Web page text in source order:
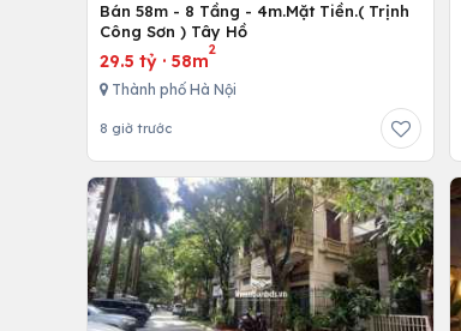
Bán 58m - 8 Tầng - 4m.Mặt Tiền.( Trịnh
Công Sơn ) Tây Hồ
29.5 tỷ · 58m
2
Thành phố Hà Nội
8 giờ trước